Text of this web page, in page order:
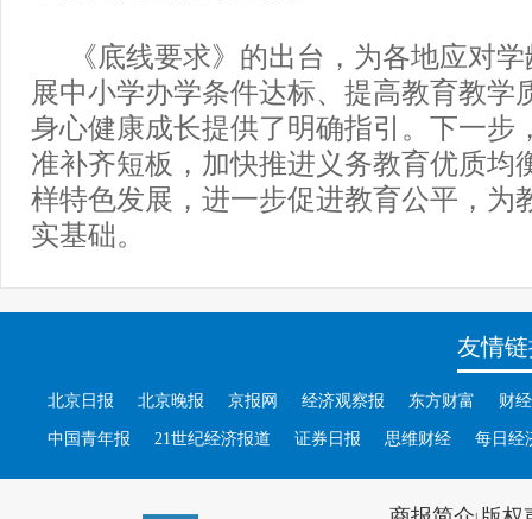
《底线要求》的出台，为各地应对
展中小学办学条件达标、提高教育教学
身心健康成长提供了明确指引。下一步
准补齐短板，加快推进义务教育优质均
样特色发展，进一步促进教育公平，为
实基础。
友情
北京日报 北京晚报 京报网 经济观察报 东方财富 财
中国青年报 21世纪经济报道 证券日报 思维财经 每日经